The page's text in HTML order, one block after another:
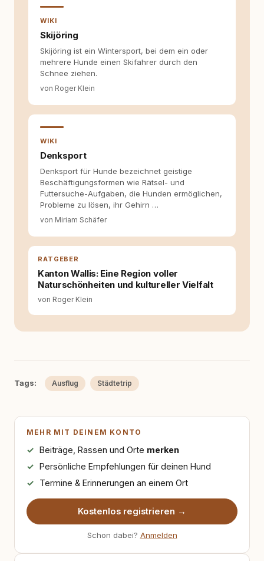
Wissen ersetzt – nicht umgekehrt. Aus dieser
Hundehalter:innen in Deutschland, Österreich
und der Schweiz. Meine Überzeugung:
Tierschutz beginnt mit Wissen. Wer seinen
Hund versteht, trifft bessere Entscheidungen –
für ein Zusammenleben, das beiden guttut.
WIKI
Skijöring
Skijöring ist ein Wintersport, bei dem ein oder
mehrere Hunde einen Skifahrer durch den
Schnee ziehen.
von Roger Klein
WIKI
Denksport
Denksport für Hunde bezeichnet geistige
Beschäftigungsformen wie Rätsel- und
Futtersuche-Aufgaben, die Hunden ermöglichen,
Probleme zu lösen, ihr Gehirn …
von Miriam Schäfer
RATGEBER
Kanton Wallis: Eine Region voller
Naturschönheiten und kultureller Vielfalt
von Roger Klein
Tags: Ausflug Städtetrip
MEHR MIT DEINEM KONTO
Beiträge, Rassen und Orte merken
Persönliche Empfehlungen für deinen Hund
Termine & Erinnerungen an einem Ort
Kostenlos registrieren →
Schon dabei? Anmelden